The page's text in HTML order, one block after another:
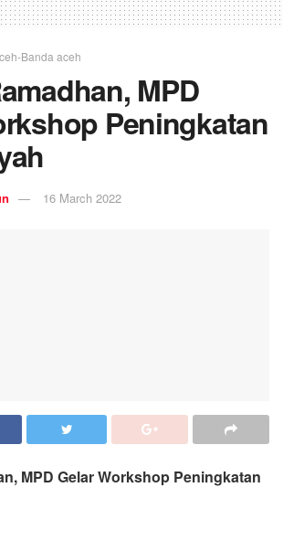
Banda aceh
MPD
Peningkatan
16 March 2022
MPD Gelar Workshop Peningkatan